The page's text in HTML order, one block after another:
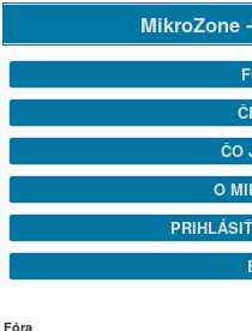
MikroZone
ČO
O
Fóra